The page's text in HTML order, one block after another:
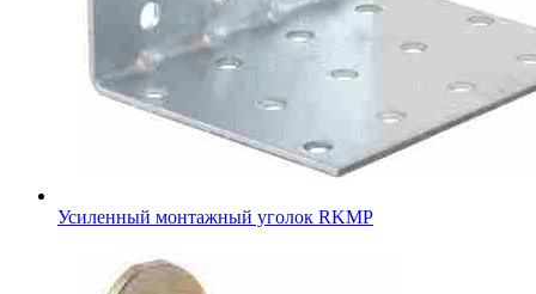
Усиленный монтажный уголок RKMР